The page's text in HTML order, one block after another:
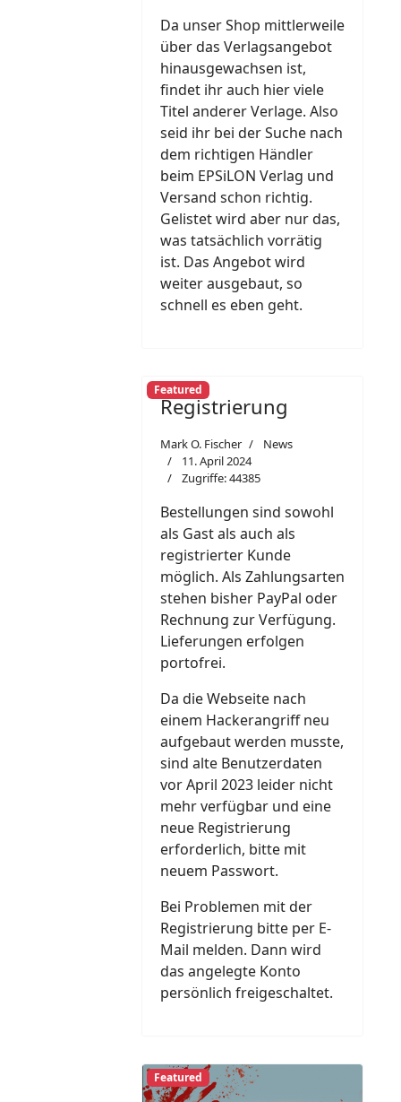
Da unser Shop mittlerweile
über das Verlagsangebot
hinausgewachsen ist,
findet ihr auch hier viele
Titel anderer Verlage. Also
seid ihr bei der Suche nach
dem richtigen Händler
beim EPSiLON Verlag und
Versand schon richtig.
Gelistet wird aber nur das,
was tatsächlich vorrätig
ist. Das Angebot wird
weiter ausgebaut, so
schnell es eben geht.
Featured
Registrierung
Mark O. Fischer
News
11. April 2024
Zugriffe: 44385
Bestellungen sind sowohl
als Gast als auch als
registrierter Kunde
möglich. Als Zahlungsarten
stehen bisher PayPal oder
Rechnung zur Verfügung.
Lieferungen erfolgen
portofrei.
Da die Webseite nach
einem Hackerangriff neu
aufgebaut werden musste,
sind alte Benutzerdaten
vor April 2023 leider nicht
mehr verfügbar und eine
neue Registrierung
erforderlich, bitte mit
neuem Passwort.
Bei Problemen mit der
Registrierung bitte per E-
Mail melden. Dann wird
das angelegte Konto
persönlich freigeschaltet.
Featured